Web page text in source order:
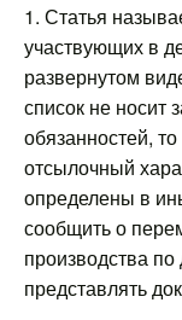
1. Статья
участвующих в
развернутом
список не носит
обязанностей,
отсылочный
определены в
сообщить о
производства по
представлять